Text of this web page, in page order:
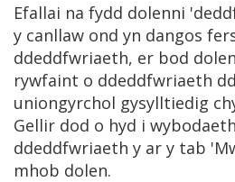
Efallai na fydd dolenni
y canllaw ond yn dangos
ddeddfwriaeth, er bod
rywfaint o ddeddfwriaeth
uniongyrchol gysylltiedig
Gellir dod o hyd i
ddeddfwriaeth y ar y tab
mhob dolen.